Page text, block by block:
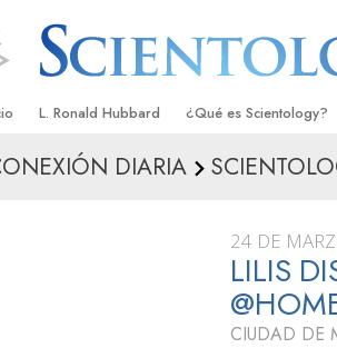
L. Ronald Hubbard ¿Qué es Scientology?
Creencias y Prácticas
Qué dicen los
Conoce a un
DIARIA
24 DE
LILIS
CIUDAD DE